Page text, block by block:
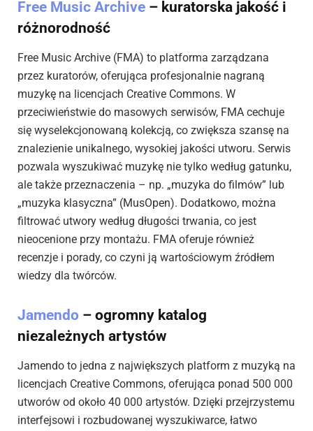
Free Music Archive – kuratorska jakość i
różnorodność
Free Music Archive (FMA) to platforma zarządzana
przez kuratorów, oferująca profesjonalnie nagraną
muzykę na licencjach Creative Commons. W
przeciwieństwie do masowych serwisów, FMA cechuje
się wyselekcjonowaną kolekcją, co zwiększa szansę na
znalezienie unikalnego, wysokiej jakości utworu. Serwis
pozwala wyszukiwać muzykę nie tylko według gatunku,
ale także przeznaczenia – np. „muzyka do filmów” lub
„muzyka klasyczna” (MusOpen). Dodatkowo, można
filtrować utwory według długości trwania, co jest
nieocenione przy montażu. FMA oferuje również
recenzje i porady, co czyni ją wartościowym źródłem
wiedzy dla twórców.
Jamendo – ogromny katalog
niezależnych artystów
Jamendo to jedna z największych platform z muzyką na
licencjach Creative Commons, oferująca ponad 500 000
utworów od około 40 000 artystów. Dzięki przejrzystemu
interfejsowi i rozbudowanej wyszukiwarce, łatwo